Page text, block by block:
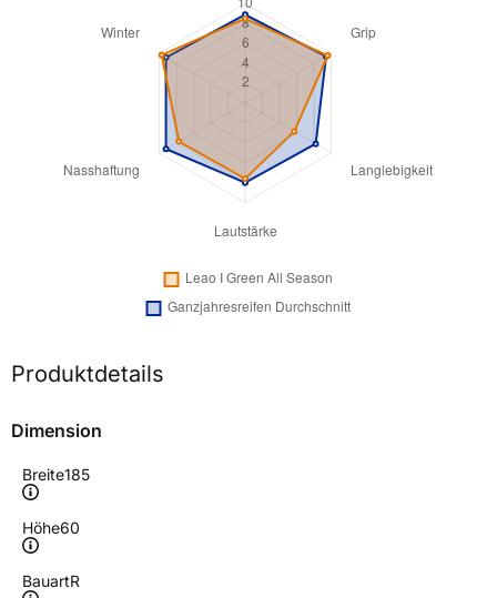
Produktdetails
Dimension
Breite185
Höhe60
BauartR